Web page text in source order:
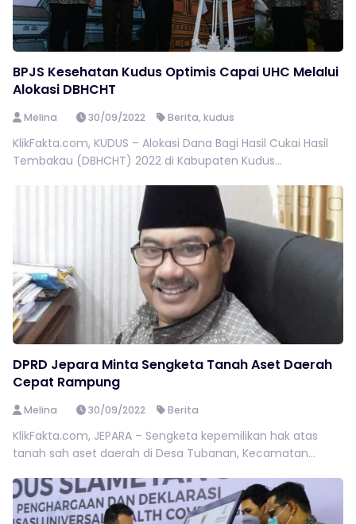
BPJS Kesehatan Kudus Optimis Capai UHC Melalui
Alokasi DBHCHT
Melina 30/09/2022 Berita,kudus
KlikFakta.com, KUDUS – Alokasi Dana Bagi Hasil Cukai Hasil
Tembakau (DBHCHT) 2022 di Kabupaten Kudus...
DPRD Jepara Minta Sengketa Tanah Aset Daerah
Cepat Rampung
Melina 30/09/2022 Berita
KlikFakta.com, JEPARA – Sengketa kepemilikan hak atas
tanah sah aset daerah di Desa Tubanan, Kecamatan...